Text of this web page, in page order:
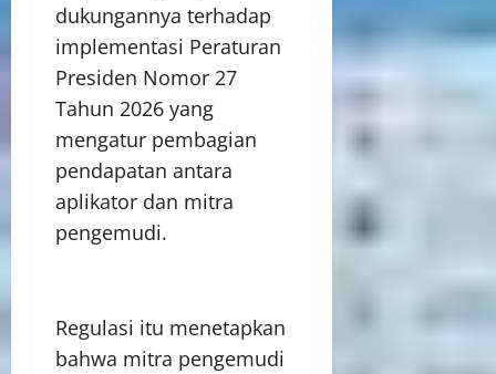
dukungannya terhadap
implementasi Peraturan
Presiden Nomor 27
Tahun 2026 yang
mengatur pembagian
pendapatan antara
aplikator dan mitra
pengemudi.
Regulasi itu menetapkan
bahwa mitra pengemudi